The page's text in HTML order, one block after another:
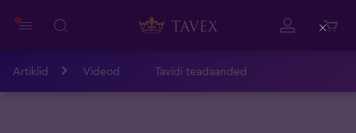
Artiklid Videod Tavidi teadaanded
Close